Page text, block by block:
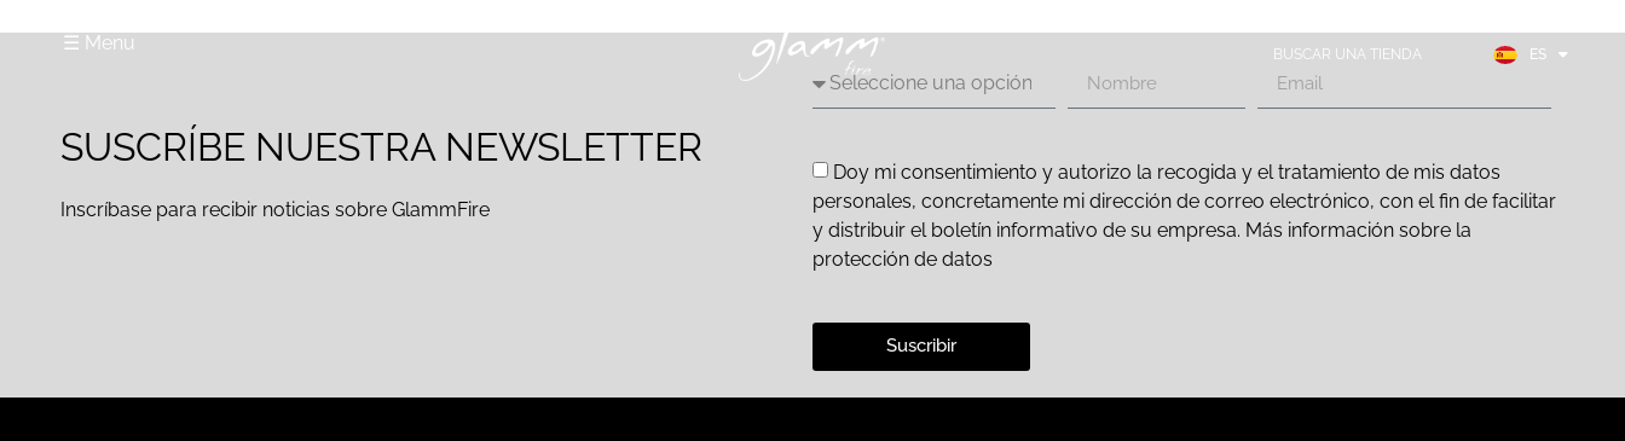
☰ Menu BUSCAR UNA TIENDA ES
FR
DE
SUSCRÍBE NUESTRA NEWSLETTER
Inscríbase para recibir noticias sobre GlammFire
Doy mi consentimiento y autorizo la recogida y el tratamiento de mis datos
personales, concretamente mi dirección de correo electrónico, con el fin de facilitar
y distribuir el boletín informativo de su empresa. Más información sobre la
protección de datos
Suscribir